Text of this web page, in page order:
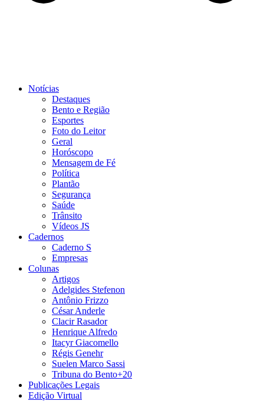
Notícias
Destaques
Bento e Região
Esportes
Foto do Leitor
Geral
Horóscopo
Mensagem de Fé
Política
Plantão
Segurança
Saúde
Trânsito
Vídeos JS
Cadernos
Caderno S
Empresas
Colunas
Artigos
Adelgides Stefenon
Antônio Frizzo
César Anderle
Clacir Rasador
Henrique Alfredo
Itacyr Giacomello
Régis Genehr
Suelen Marco Sassi
Tribuna do Bento+20
Publicações Legais
Edição Virtual